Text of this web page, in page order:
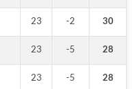
23 -2 30
23 -5 28
23 -5 28